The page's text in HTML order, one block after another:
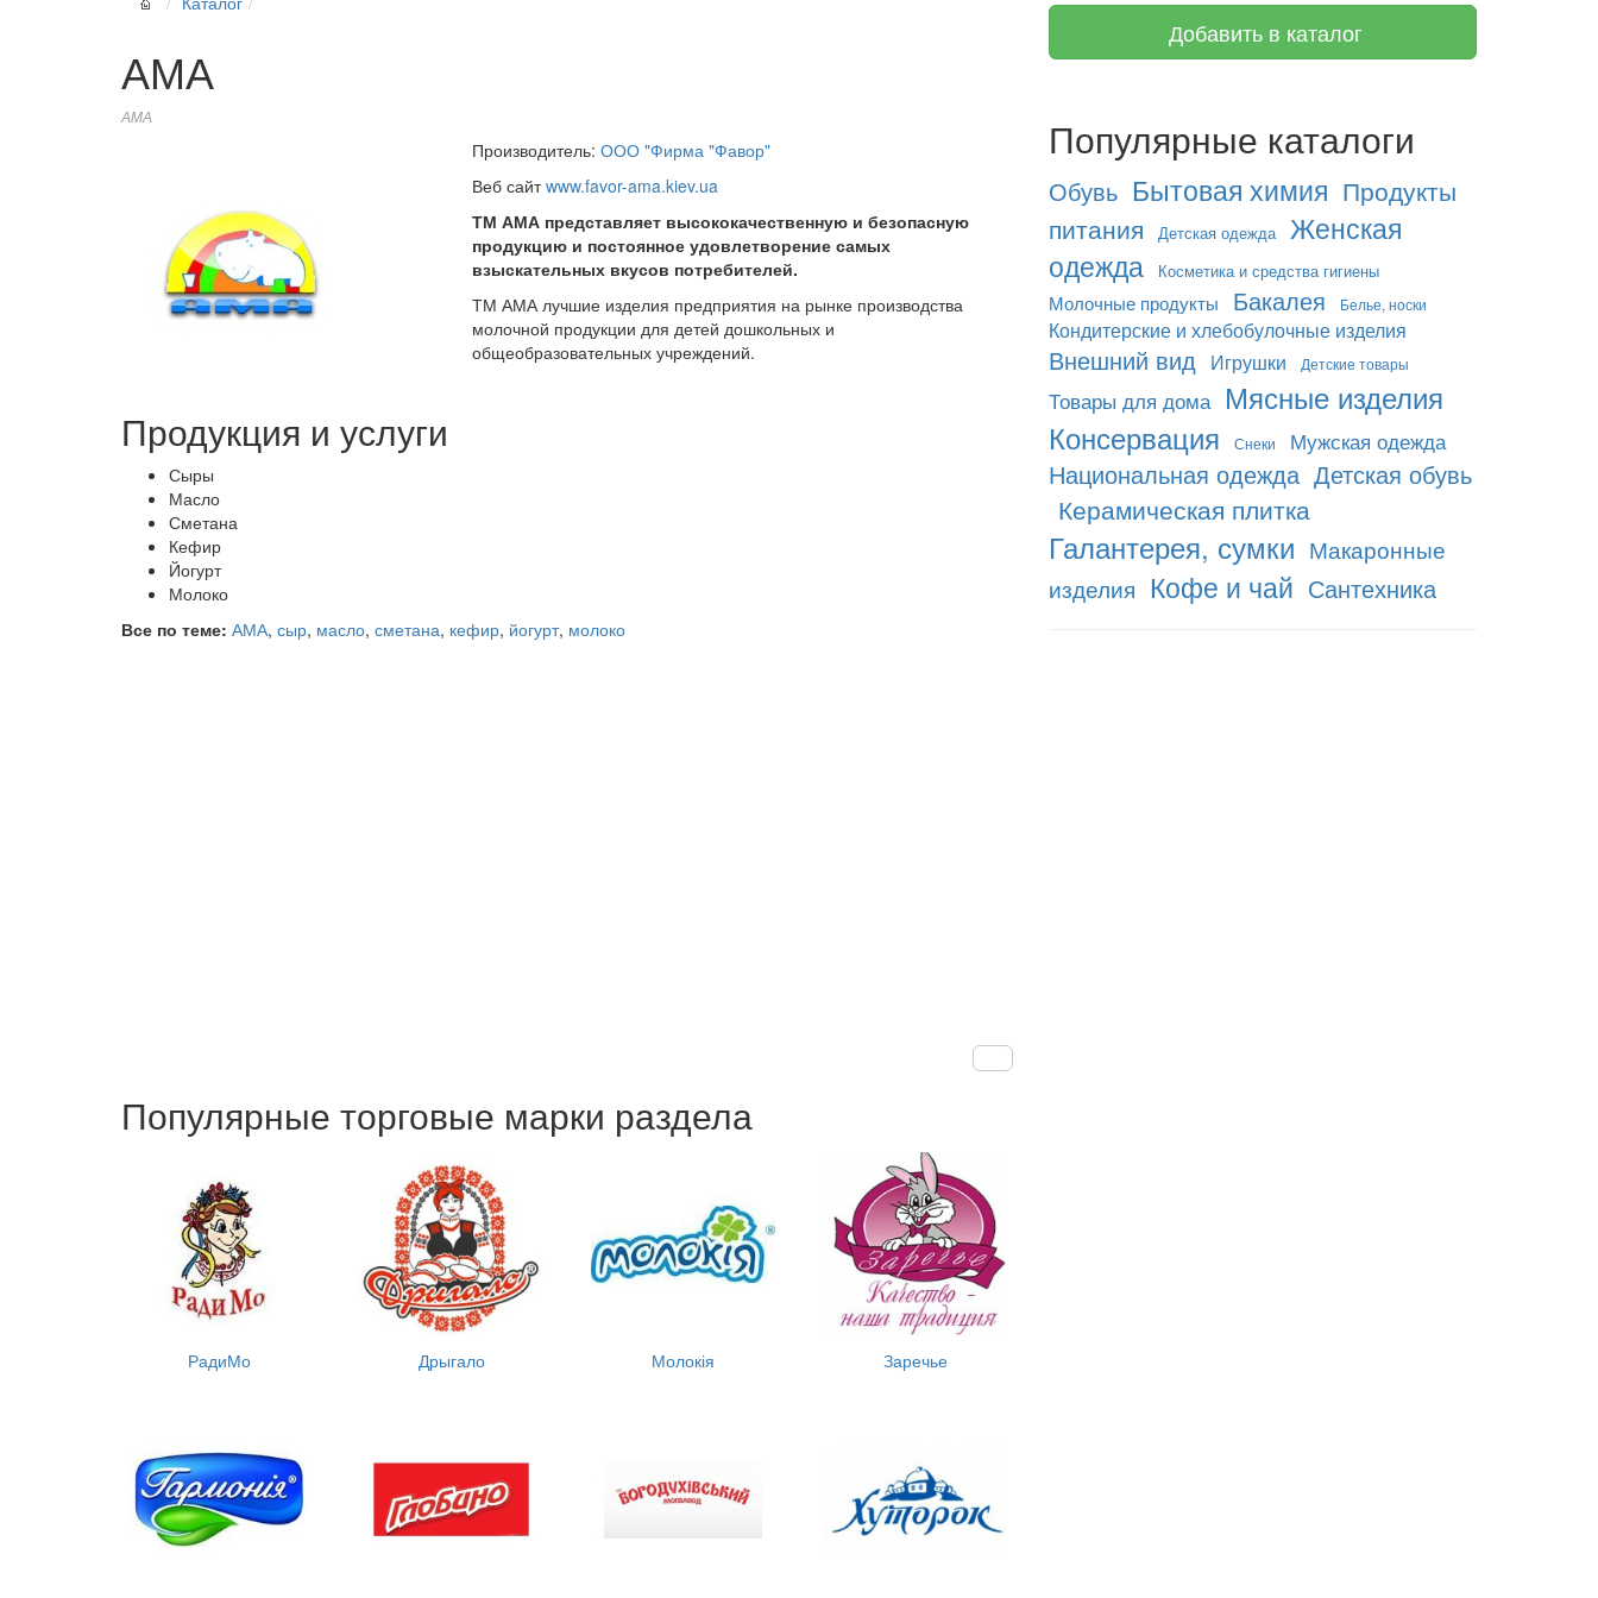
АМА
АМА
Производитель: ООО "Фирма "Фавор"
Веб сайтwww.favor-ama.kiev.ua
ТМ АМА представляет высококачественную и безопасную
продукцию и постоянное удовлетворение самых
взыскательных вкусов потребителей.
ТМ АМА лучшие изделия предприятия на рынке производства
молочной продукции для детей дошкольных и
общеобразовательных учреждений.
Продукция и услуги
Сыры
Масло
Сметана
Кефир
Йогурт
Молоко
Все по теме: АМА, сыр, масло, сметана, кефир, йогурт, молоко
Популярные торговые марки раздела
РадиМо Дрыгало Молокія Заречье
Добавить в каталог
Популярные каталоги
Обувь Бытовая химия Продукты
питания
Детская одежда
Женская
одежда
Косметика и средства гигиены
Молочные продукты Бакалея Белье, носки
Кондитерские и хлебобулочные изделия
Внешний вид Игрушки Детские товары
Товары для дома Мясные изделия
Консервация
Снеки Мужская одежда
Национальная одежда Детская обувь
Керамическая плитка
Галантерея, сумки Макаронные
изделия Кофе и чай Сантехника